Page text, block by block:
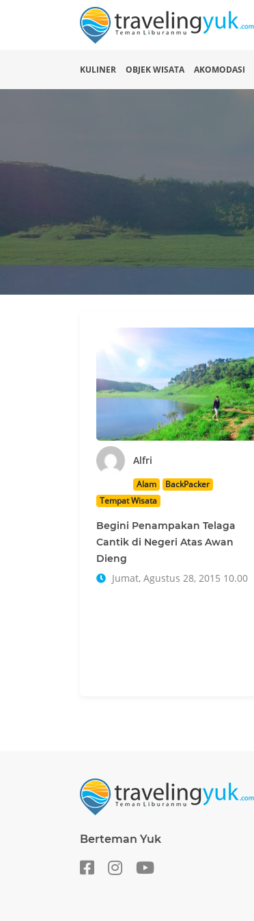
KULINER OBJEK WISATA AKOMODASI
Alfri
Alam
BackPacker
Tempat Wisata
Begini Penampakan Telaga
Cantik di Negeri Atas Awan
Dieng
Jumat, Agustus 28, 2015 10.00
Berteman Yuk